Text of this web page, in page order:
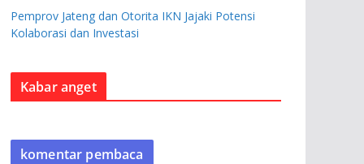
Pemprov Jateng dan Otorita IKN Jajaki Potensi
Kolaborasi dan Investasi
Kabar anget
komentar pembaca